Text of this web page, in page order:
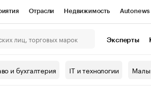
Отрасли Недвижимость Autonews
Проверка контрагентов
Эксперты
и бухгалтерия IT и технологии